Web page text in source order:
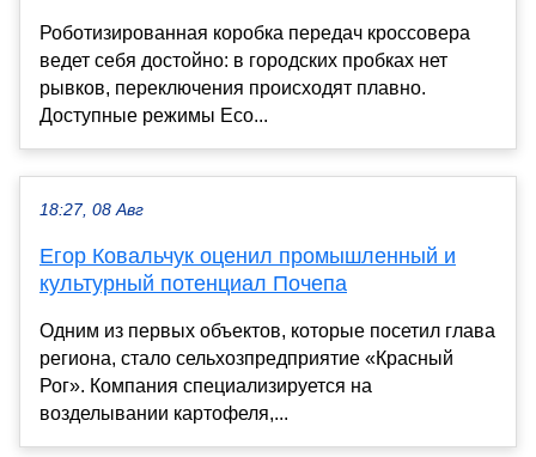
Роботизированная коробка передач кроссовера
ведет себя достойно: в городских пробках нет
рывков, переключения происходят плавно.
Доступные режимы Eco...
18:27, 08 Авг
Егор Ковальчук оценил промышленный и
культурный потенциал Почепа
Одним из первых объектов, которые посетил глава
региона, стало сельхозпредприятие «Красный
Рог». Компания специализируется на
возделывании картофеля,...